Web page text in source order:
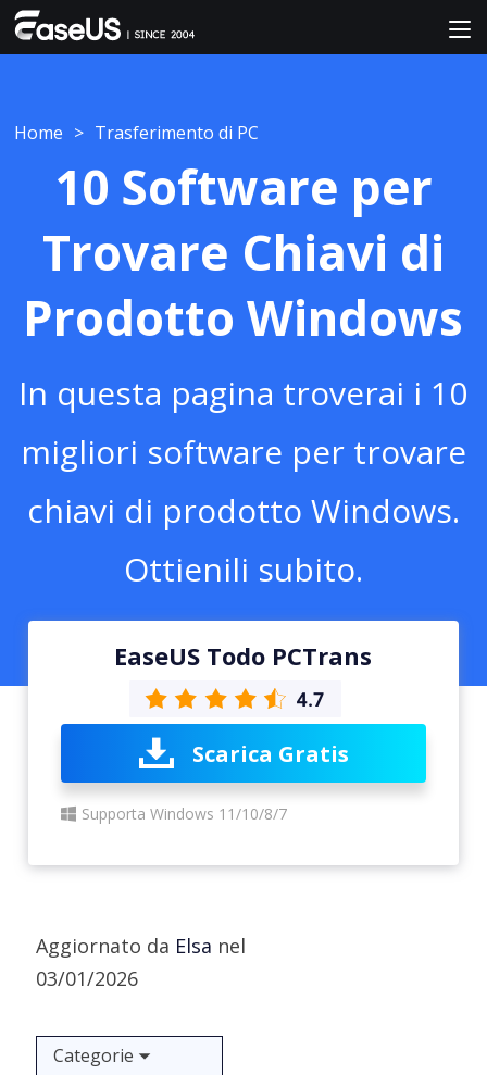
Home > Trasferimento di PC
10 Software per
Trovare Chiavi di
Prodotto Windows
In questa pagina troverai i 10
migliori software per trovare
chiavi di prodotto Windows.
Ottienili subito.
EaseUS Todo PCTrans
Scarica Gratis
Supporta Windows 11/10/8/7
Aggiornato da Elsa nel
03/01/2026
Categorie